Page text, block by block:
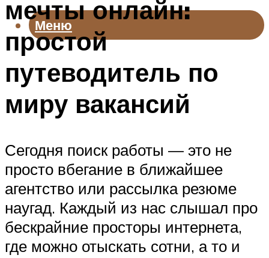
Меню
мечты онлайн:
простой
путеводитель по
миру вакансий
Сегодня поиск работы — это не
просто вбегание в ближайшее
агентство или рассылка резюме
наугад. Каждый из нас слышал про
бескрайние просторы интернета,
где можно отыскать сотни, а то и